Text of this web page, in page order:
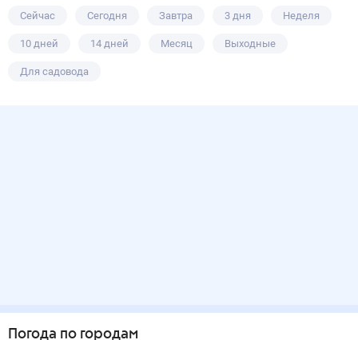
Сейчас Сегодня Завтра 3 дня Неделя
10 дней 14 дней Месяц Выходные
Для садовода
Погода по городам